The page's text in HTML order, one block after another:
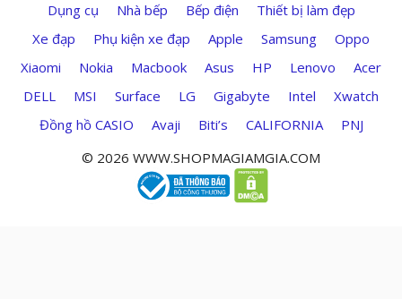
Dụng cụ
Nhà bếp Bếp điện
Thiết bị làm đẹp
Xe đạp
Phụ kiện xe đạp Apple Samsung
Oppo
Xiaomi
Nokia Macbook Asus HP Lenovo
Acer
DELL
MSI Surface LG Gigabyte Intel
Xwatch
Đồng hồ CASIO
Avaji Biti’s CALIFORNIA
PNJ
© 2026 WWW.SHOPMAGIAMGIA.COM